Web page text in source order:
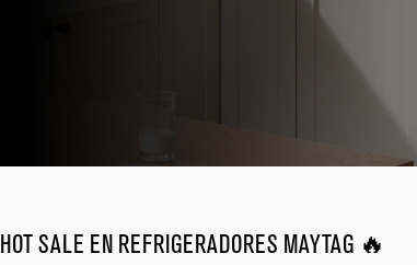
HOT SALE EN REFRIGERADORES MAYTAG 🔥